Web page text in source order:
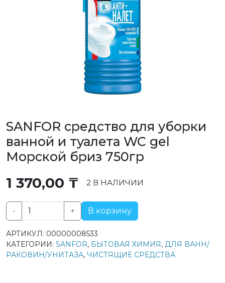
SANFOR средство для уборки
ванной и туалета WC gel
Морской бриз 750гр
1 370,00 ₸ 2 В НАЛИЧИИ
-
Количество
SANFOR
средство
+ В корзину
АРТИКУЛ: 00000008533
КАТЕГОРИИ: SANFOR, БЫТОВАЯ ХИМИЯ, ДЛЯ ВАНН/
РАКОВИН/УНИТАЗА, ЧИСТЯЩИЕ СРЕДСТВА